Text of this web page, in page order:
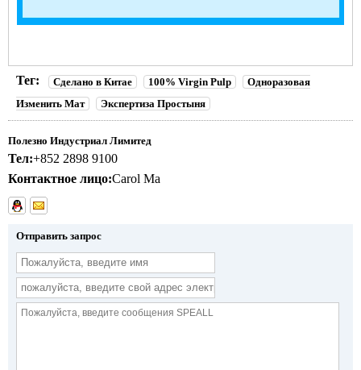
Тег: Сделано в Китае 100% Virgin Pulp
Одноразовая
Изменить Мат
Экспертиза Простыня
Полезно Индустриал Лимитед
Тел:+852 2898 9100
Контактное лицо:Carol Ma
Отправить запрос